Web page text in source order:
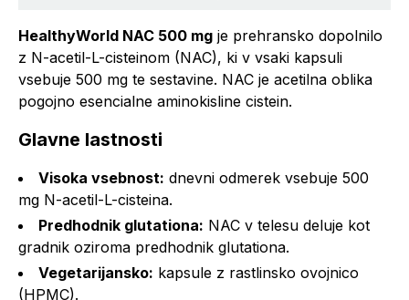
HealthyWorld NAC 500 mg je prehransko dopolnilo
z N-acetil-L-cisteinom (NAC), ki v vsaki kapsuli
vsebuje 500 mg te sestavine. NAC je acetilna oblika
pogojno esencialne aminokisline cistein.
Glavne lastnosti
Visoka vsebnost: dnevni odmerek vsebuje 500
mg N-acetil-L-cisteina.
Predhodnik glutationa: NAC v telesu deluje kot
gradnik oziroma predhodnik glutationa.
Vegetarijansko: kapsule z rastlinsko ovojnico
(HPMC).